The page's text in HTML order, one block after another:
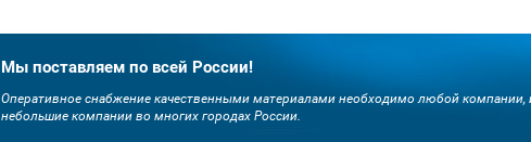
Мы поставляем по всей России!
Оперативное снабжение качественными материалами необходимо любой компании,
небольшие компании во многих городах России.